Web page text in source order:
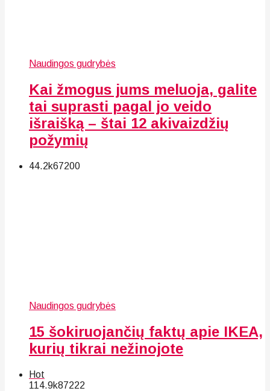
Naudingos gudrybės
Kai žmogus jums meluoja, galite
tai suprasti pagal jo veido
išraišką – štai 12 akivaizdžių
požymių
44.2k67200
Naudingos gudrybės
15 šokiruojančių faktų apie IKEA,
kurių tikrai nežinojote
Hot
114.9k87222